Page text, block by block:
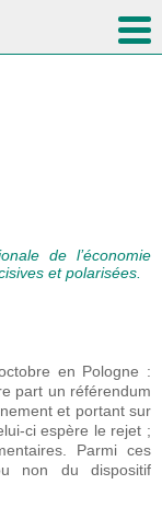
de l’économie
et polarisées.
en Pologne :
part un référendum
et portant sur
ci espère le rejet ;
Parmi ces
non du dispositif